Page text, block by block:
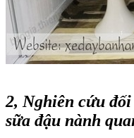
2, Nghiên cứu
sữa đậu nành